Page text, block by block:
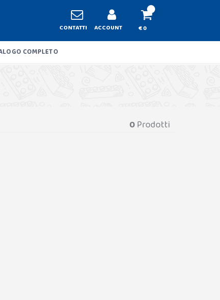
CONTATTI ACCOUNT € 0
COMPLETO
0Prodotti